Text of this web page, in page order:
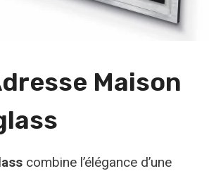
Maison
combine l’élégance d’une